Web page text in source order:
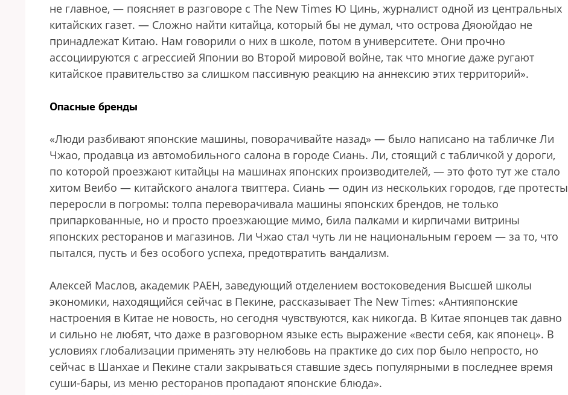
не главное, — поясняет в разговоре с The New Times Ю Цинь, журналист одной из центральных
китайских газет. — Cложно найти китайца, который бы не думал, что острова Дяоюйдао не
принадлежат Китаю. Нам говорили о них в школе, потом в университете. Они прочно
ассоциируются с агрессией Японии во Второй мировой войне, так что многие даже ругают
китайское правительство за слишком пассивную реакцию на аннексию этих территорий».
Опасные бренды
«Люди разбивают японские машины, поворачивайте назад» — было написано на табличке Ли
Чжао, продавца из автомобильного салона в городе Сиань. Ли, стоящий с табличкой у дороги,
по которой проезжают китайцы на машинах японских производителей, — это фото тут же стало
хитом Веибо — китайского аналога твиттера. Сиань — один из нескольких городов, где протесты
переросли в погромы: толпа переворачивала машины японских брендов, не только
припаркованные, но и просто проезжающие мимо, била палками и кирпичами витрины
японских ресторанов и магазинов. Ли Чжао стал чуть ли не национальным героем — за то, что
пытался, пусть и без особого успеха, предотвратить вандализм.
Алексей Маслов, академик РАЕН, заведующий отделением востоковедения Высшей школы
экономики, находящийся сейчас в Пекине, рассказывает The New Times: «Антияпонские
настроения в Китае не новость, но сегодня чувствуются, как никогда. В Китае японцев так давно
и сильно не любят, что даже в разговорном языке есть выражение «вести себя, как японец». В
условиях глобализации применять эту нелюбовь на практике до сих пор было непросто, но
сейчас в Шанхае и Пекине стали закрываться ставшие здесь популярными в последнее время
суши-бары, из меню ресторанов пропадают японские блюда».